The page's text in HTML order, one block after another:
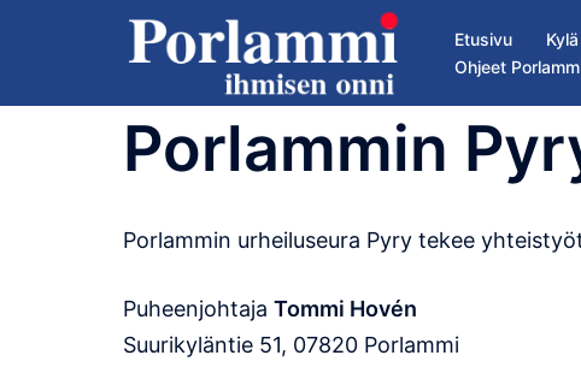
Etusivu Kylä
Ohjeet
Porlammin
Porlammin urheiluseura Pyry tekee
Puheenjohtaja Tommi Hovén
Suurikyläntie 51, 07820 Porlammi